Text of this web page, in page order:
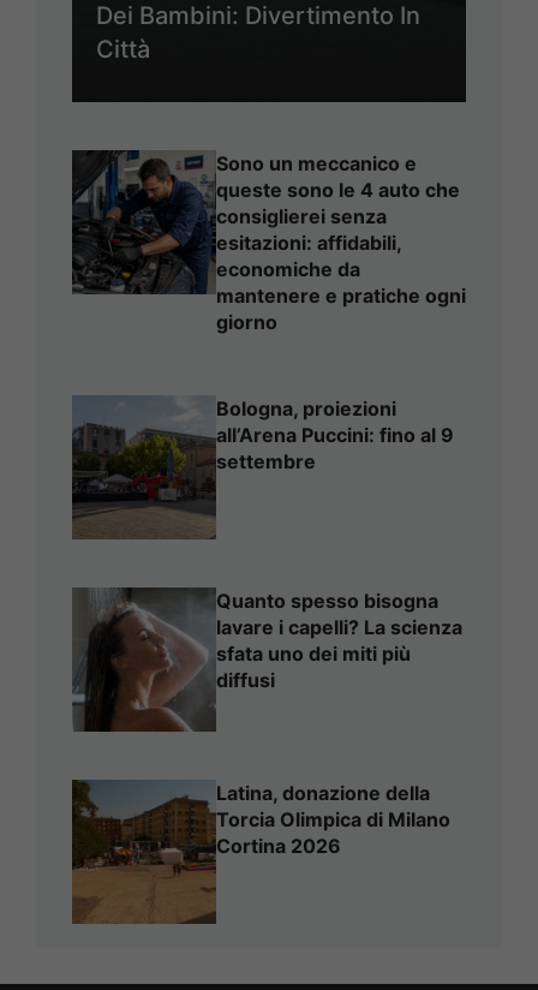
Dei Bambini: Divertimento In
Città
Sono un meccanico e
queste sono le 4 auto che
consiglierei senza
esitazioni: affidabili,
economiche da
mantenere e pratiche ogni
giorno
Bologna, proiezioni
all’Arena Puccini: fino al 9
settembre
Quanto spesso bisogna
lavare i capelli? La scienza
sfata uno dei miti più
diffusi
Latina, donazione della
Torcia Olimpica di Milano
Cortina 2026